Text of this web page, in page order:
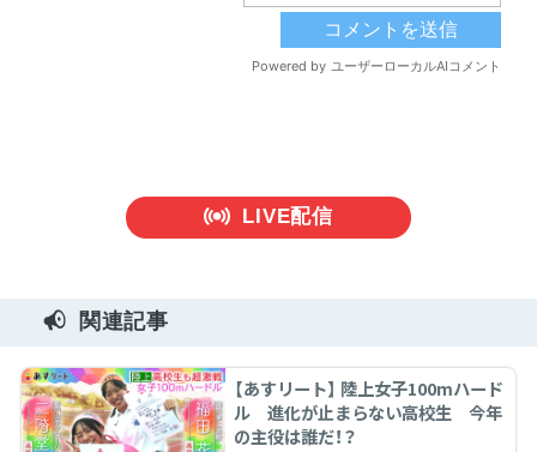
LIVE配信
関連記事
【あすリート】 陸上女子100mハード
ル 進化が止まらない高校生 今年
の主役は誰だ！？